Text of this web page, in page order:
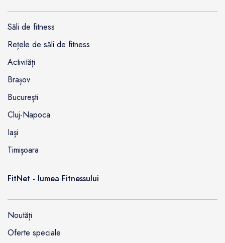
Săli de fitness
Rețele de săli de fitness
Activități
Brașov
București
Cluj-Napoca
Iași
Timișoara
FitNet - lumea Fitnessului
Noutăți
Oferte speciale